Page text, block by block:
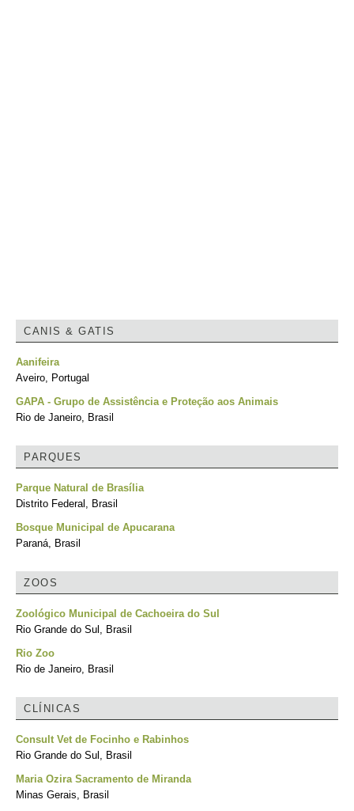
CANIS & GATIS
Aanifeira
Aveiro, Portugal
GAPA - Grupo de Assistência e Proteção aos Animais
Rio de Janeiro, Brasil
PARQUES
Parque Natural de Brasília
Distrito Federal, Brasil
Bosque Municipal de Apucarana
Paraná, Brasil
ZOOS
Zoológico Municipal de Cachoeira do Sul
Rio Grande do Sul, Brasil
Rio Zoo
Rio de Janeiro, Brasil
CLÍNICAS
Consult Vet de Focinho e Rabinhos
Rio Grande do Sul, Brasil
Maria Ozira Sacramento de Miranda
Minas Gerais, Brasil